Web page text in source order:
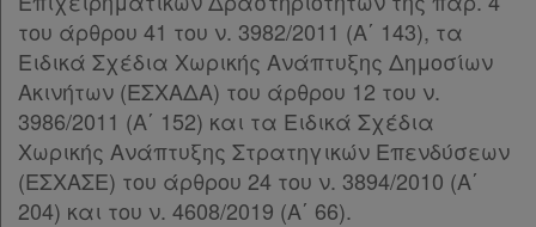
Παρ.3
Παρ.4
Παρ.5
Παρ.6
Παρ.7
Παρ.8
Παρ.9
του άρθρου 41 του ν. 3982/2011 (Α΄ 143), τα
Ειδικά Σχέδια Χωρικής Ανάπτυξης Δημοσίων
Ακινήτων (ΕΣΧΑΔΑ) του άρθρου 12 του ν.
3986/2011 (Α΄ 152) και τα Ειδικά Σχέδια
Χωρικής Ανάπτυξης Στρατηγικών Επενδύσεων
(ΕΣΧΑΣΕ) του άρθρου 24 του ν. 3894/2010 (Α΄
204) και του ν. 4608/2019 (Α΄ 66).